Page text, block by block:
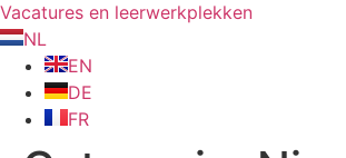
Vacatures en leerwerkplekken
NL
EN
DE
FR